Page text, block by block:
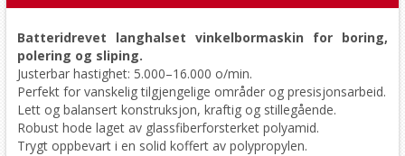
Batteridrevet langhalset vinkelbormaskin for boring,
polering og sliping.
Justerbar hastighet: 5.000–16.000 o/min.
Perfekt for vanskelig tilgjengelige områder og presisjonsarbeid.
Lett og balansert konstruksjon, kraftig og stillegående.
Robust hode laget av glassfiberforsterket polyamid.
Trygt oppbevart i en solid koffert av polypropylen.